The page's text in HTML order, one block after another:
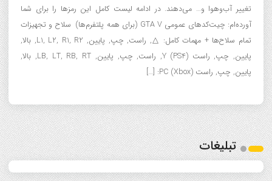
تغییر آب‌وهوا و… می‌دهند. در ادامه لیست کامل این رمزها را برای شما
آورده‌ام: چیت‌کدهای عمومی GTA V (برای همه پلتفرم‌ها) سلاح و تجهیزات
تمام سلاح‌ها + مهمات کامل: △, راست, چپ, پایین, L1, L2, R1, R2, بالا,
پایین, چپ, راست (PS4) Y, راست, چپ, پایین, LB, LT, RB, RT, بالا,
پایین, چپ, راست (Xbox) PC: […]
تبلیغات